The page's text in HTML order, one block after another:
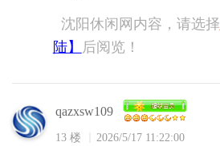
沈阳休闲网内容，请选择
陆】
后阅览！
qazxsw109
13 楼 2026/5/17 11:22:00